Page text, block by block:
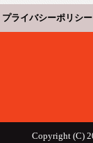
プライバシーポリシー
Copyright (C)